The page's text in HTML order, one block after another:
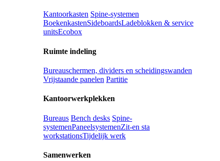
Kantoorkasten Spine-systemen
BoekenkastenSideboardsLadeblokken & service
unitsEcobox
Ruimte indeling
Bureauschermen, dividers en scheidingswanden
Vrijstaande panelen Partitie
Kantoorwerkplekken
Bureaus Bench desks Spine-
systemenPaneelsystemenZit-en sta
workstationsTijdelijk werk
Samenwerken